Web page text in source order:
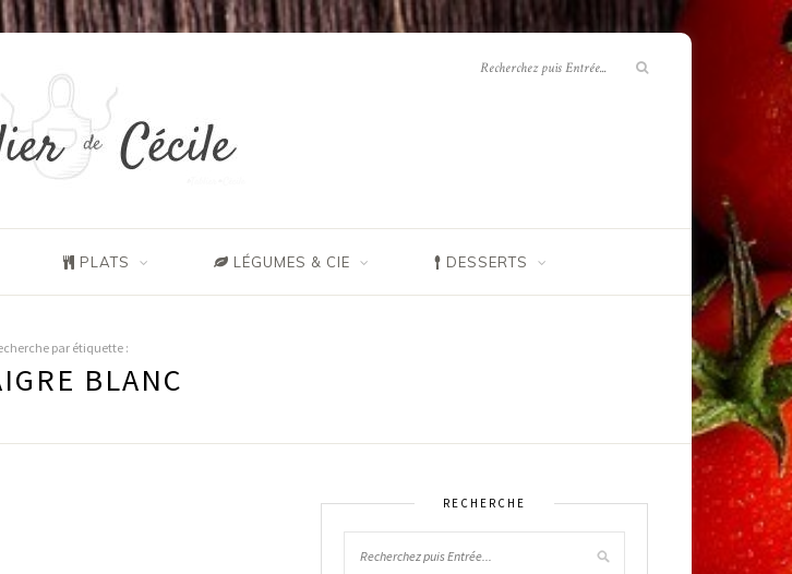
PLATS LÉGUMES & CIE DESSERTS
par étiquette :
BLANC
RECHERCHE